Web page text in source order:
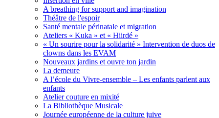
A breathing for support and imagination
Théâtre de l'espoir
Santé mentale périnatale et migration
Ateliers « Kuka » et « Hiirdé »
« Un sourire pour la solidarité » Intervention de duos de
clowns dans les EVAM
Nouveaux jardins et ouvre ton jardin
La demeure
A l’école du Vivre-ensemble – Les enfants parlent aux
enfants
Atelier couture en mixité
La Bibliothèque Musicale
Journée européenne de la culture juive